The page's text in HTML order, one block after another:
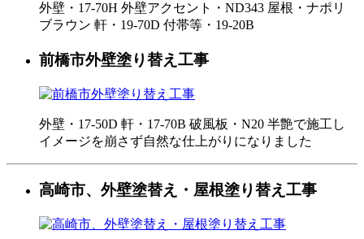
外壁・17-70H 外壁アクセント・ND343 屋根・ナポリ
ブラウン 軒・19-70D 付帯等・19-20B
前橋市外壁塗り替え工事
外壁・17-50D 軒・17-70B 破風板・N20 半艶で施工し
イメージを崩さず自然な仕上がりになりました
高崎市、外壁塗替え・屋根塗り替え工事